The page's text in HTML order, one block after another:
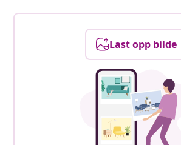
Last opp bilde